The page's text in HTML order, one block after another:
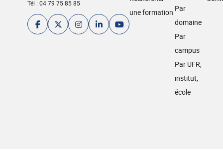
Tél : 04 79 75 85 85
une formation Par
domaine
Par
campus
Par UFR,
institut,
école